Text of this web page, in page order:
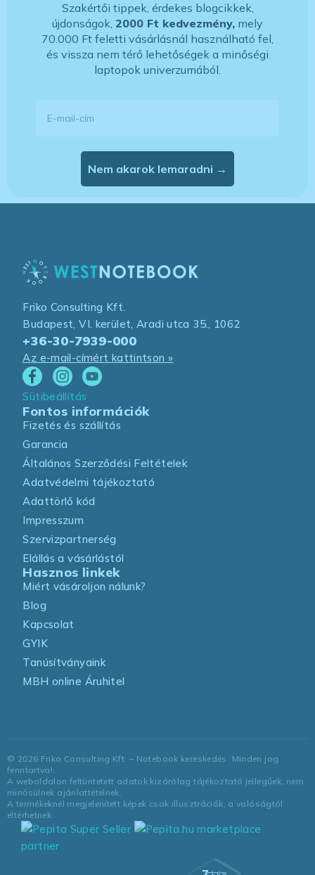
Szakértői tippek, érdekes blogcikkek,
újdonságok, 2000 Ft kedvezmény, mely
70.000 Ft feletti vásárlásnál használható fel,
és vissza nem térő lehetőségek a minőségi
laptopok univerzumából.
Nem akarok lemaradni →
Friko Consulting Kft.
Budapest, VI. kerület, Aradi utca 35., 1062
+36-30-7939-000
Az e-mail-címért kattintson »
Sütibeállítás
Fontos információk
Fizetés és szállítás
Garancia
Általános Szerződési Feltételek
Adatvédelmi tájékoztató
Adattörlő kód
Impresszum
Szervizpartnerség
Elállás a vásárlástól
Hasznos linkek
Miért vásároljon nálunk?
Blog
Kapcsolat
GYIK
Tanúsítványaink
MBH online Áruhitel
© 2026 Friko Consulting Kft. – Notebook kereskedés. Minden jog
fenntartva!
A weboldalon feltüntetett adatok kizárólag tájékoztató jellegűek, nem
minősülnek ajánlattételnek.
A termékeknél megjelenített képek csak illusztrációk, a valóságtól
eltérhetnek.
marketplace
partner